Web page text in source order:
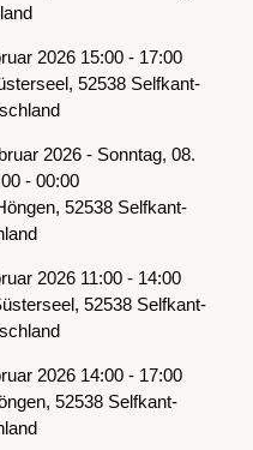
2026 15:00 - 17:00
52538 Selfkant-
2026 - Sonntag, 08.
- 00:00
52538 Selfkant-
2026 11:00 - 14:00
52538 Selfkant-
2026 14:00 - 17:00
52538 Selfkant-